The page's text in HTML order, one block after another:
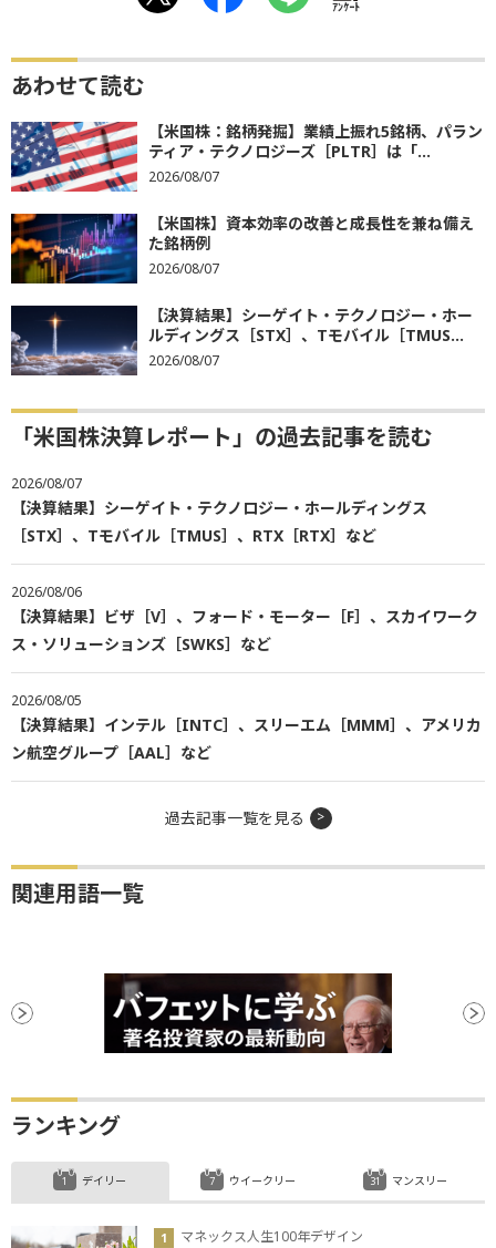
ｱﾝｹｰﾄ
あわせて読む
【米国株：銘柄発掘】業績上振れ5銘柄、パラン
ティア・テクノロジーズ［PLTR］は「...
2026/08/07
【米国株】資本効率の改善と成長性を兼ね備え
た銘柄例
2026/08/07
【決算結果】シーゲイト・テクノロジー・ホー
ルディングス［STX］、Tモバイル［TMUS...
2026/08/07
「米国株決算レポート」の過去記事を読む
2026/08/07
【決算結果】シーゲイト・テクノロジー・ホールディングス
［STX］、Tモバイル［TMUS］、RTX［RTX］など
2026/08/06
【決算結果】ビザ［V］、フォード・モーター［F］、スカイワーク
ス・ソリューションズ［SWKS］など
2026/08/05
【決算結果】インテル［INTC］、スリーエム［MMM］、アメリカ
ン航空グループ［AAL］など
過去記事一覧を見る
関連用語一覧
ランキング
デイリー
マネックス人生100年デザイン
ウイークリー マンスリー